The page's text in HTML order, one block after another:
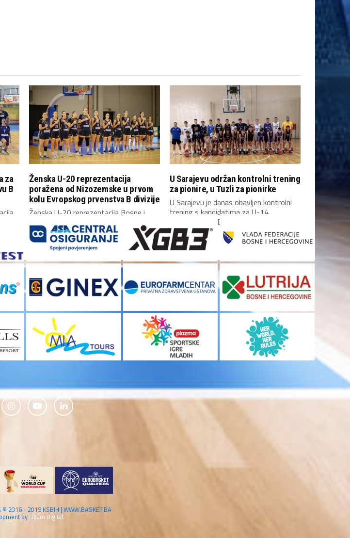
za
B
u
Ženska U-20 reprezentacija
poražena od Nizozemske u prvom
kolu Evropskog prvenstva B divizije
Ženska U-20 reprezentacija Bosne i
Hercegovine upisala je poraz u prvom
kolu Evropskog prvenstva...
U Sarajevu održan kontrolni trening
za pionire, u Tuzli za pionirke
U Sarajevu je danas obavljen kontrolni
trening s kandidatima za U-14
reprezentaciju Bosne i...
© 2016 - 2019 KSBIH | WWW.BASKET.BA
byLilium Digital.